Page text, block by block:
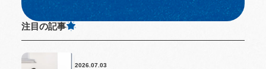
注目の記事
2026.07.03